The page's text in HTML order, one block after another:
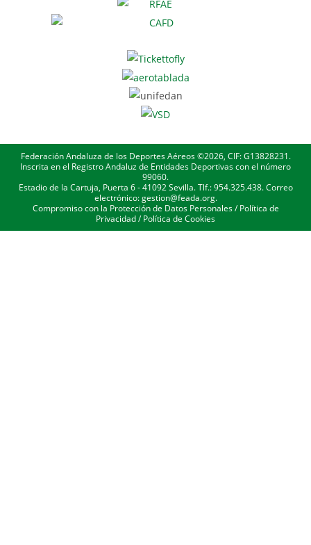
Federación Andaluza de los Deportes Aéreos ©2026, CIF: G13828231.
Inscrita en el Registro Andaluz de Entidades Deportivas con el número
99060.
Estadio de la Cartuja, Puerta 6 - 41092 Sevilla. Tlf.: 954.325.438. Correo
electrónico: gestion@feada.org.
Compromiso con la Protección de Datos Personales/Política de
Privacidad/Política de Cookies